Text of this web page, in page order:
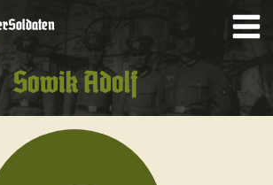
Soldaten
Sowik Adolf